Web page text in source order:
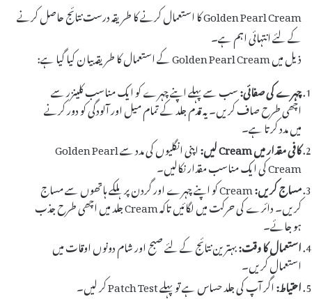
Golden Pearl Cream کا استعمال کرنے کا طریقہ درست نتائج حاصل کرنے
کے لئے انتہائی اہم ہے۔
ذیل میں Golden Pearl Cream کے استعمال کا طریقہ بیان کیا گیا ہے:
چہرے کی صفائی:سب سے پہلے اپنے چہرے کو ایک مناسب کلینزر سے
اچھی طرح صاف کریں۔ یہ قدم جلد کے تمام میل اور آلودگی کو دور کرنے
میں مدد کرتا ہے۔
کافی مقدار میں Cream لیں:
اپنی انگلیوں کی مدد سے Golden Pearl
Cream کی ایک مناسب مقدار نکالیں۔
مساج کریں:
Cream کو اپنے چہرے اور گردن پر ہلکے ہاتھوں سے مساج
کریں۔ دائرے کی حرکت میں لگائیں تاکہ Cream جلد میں اچھی طرح جذب
ہو جائے۔
استعمال کا وقت:بہترین نتائج کے لئے صبح اور شام دونوں اوقات میں
استعمال کریں۔
احتیاط:اگر آپ کی جلد حساس ہے تو پہلے Patch Test کر لیں۔